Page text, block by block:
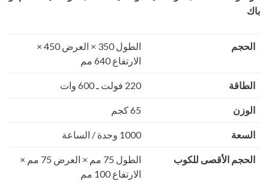
باك
الحجم
الطول 350 × العرض 450 ×
الارتفاع 640 مم
الطاقة 220 فولت ـ 600 وات
الوزن 65 كجم
السعة 1000 وحدة / الساعة
الحجم الأقصى للكوب
الطول 75 مم × العرض 75 مم ×
الارتفاع 100 مم